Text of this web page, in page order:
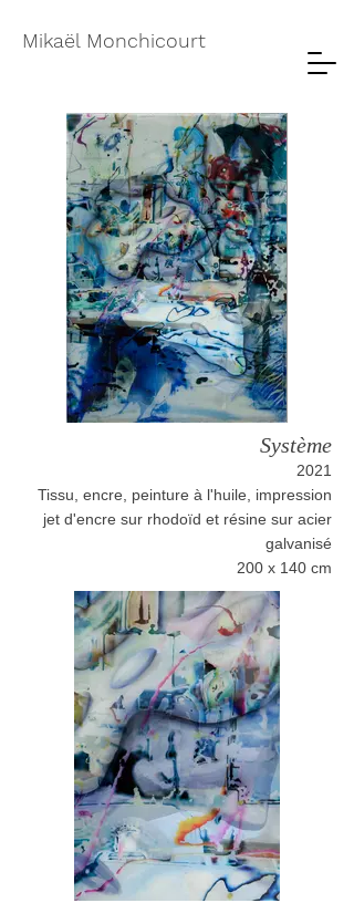
Mikaël Monchicourt
Système
2021
Tissu, encre, peinture à l'huile, impression
jet d'encre sur rhodoïd et résine sur acier
galvanisé
200 x 140 cm